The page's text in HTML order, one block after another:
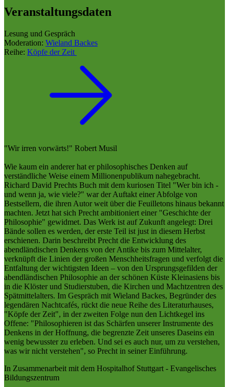
Veranstaltungsdaten
Lesung und Gespräch
Moderation: Wieland Backes
Reihe: Köpfe der Zeit
"Wir irren vorwärts!" Robert Musil
Wie kaum ein anderer hat er philosophisches Denken auf
verständliche Weise einem Millionenpublikum nahegebracht.
Richard David Prechts Buch mit dem kuriosen Titel "Wer bin ich -
und wenn ja, wie viele?" war der Auftakt einer Abfolge von
Bestsellern, die ihren Autor weit über die Feuilletons hinaus bekannt
machten. Jetzt hat sich Precht ambitioniert einer "Geschichte der
Philosophie" gewidmet. Das Werk ist auf Zukunft angelegt: Drei
Bände sollen es werden, der erste Teil ist just in diesem Herbst
erschienen. Darin beschreibt Precht die Entwicklung des
abendländischen Denkens von der Antike bis zum Mittelalter,
verknüpft die Linien der großen Menschheitsfragen und verfolgt die
Entfaltung der wichtigsten Ideen – von den Ursprungsgefilden der
abendländischen Philosophie an der schönen Küste Kleinasiens bis
in die Klöster und Studierstuben, die Kirchen und Machtzentren des
Spätmittelalters. Im Gespräch mit Wieland Backes, Begründer des
legendären Nachtcafés, rückt die neue Reihe des Literaturhauses,
"Köpfe der Zeit", in der zweiten Folge nun den Lichtkegel ins
Offene: "Philosophieren ist das Schärfen unserer Instrumente des
Denkens in der Hoffnung, die begrenzte Zeit unseres Daseins ein
wenig bewusster zu erleben. Und sei es auch nur, um zu verstehen,
was wir nicht verstehen", so Precht in seiner Einführung.
In Zusammenarbeit mit dem Hospitalhof Stuttgart - Evangelisches
Bildungszentrum